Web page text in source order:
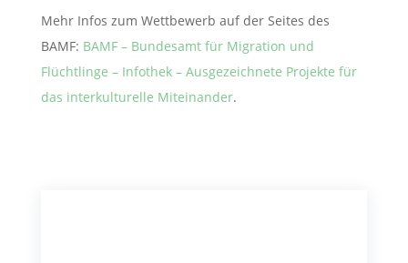
Mehr Infos zum Wettbewerb auf der Seites des
BAMF: BAMF – Bundesamt für Migration und
Flüchtlinge – Infothek – Ausgezeichnete Projekte für
das interkulturelle Miteinander.